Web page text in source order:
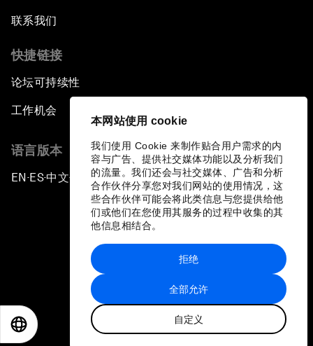
本网站使用 cookie
我们使用 Cookie 来制作贴合用户需求的内
容与广告、提供社交媒体功能以及分析我们
的流量。我们还会与社交媒体、广告和分析
合作伙伴分享您对我们网站的使用情况，这
些合作伙伴可能会将此类信息与您提供给他
们或他们在您使用其服务的过程中收集的其
他信息相结合。
全部允许
自定义
拒绝
联系我们
快捷链接
论坛可持续性
工作机会
语言版本
EN ▪ES▪中文▪ 日本語
站点地图
世界经济论坛